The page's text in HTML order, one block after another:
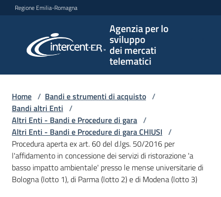
Vai al contenuto
Vai alla navigazione
Vai al footer
Regione Emilia-Romagna
Agenzia per lo
sviluppo
dei mercati
telematici
per lo
sviluppo
telematici
L'Agenzia
Bandi
Home / Bandi e strumenti di acquisto /
Bandi altri Enti /
Altri Enti - Bandi e Procedure di gara /
Altri Enti - Bandi e Procedure di gara CHIUSI /
Procedura aperta ex art. 60 del d.lgs. 50/2016 per
l'affidamento in concessione dei servizi di ristorazione 'a
basso impatto ambientale' presso le mense universitarie di
Bologna (lotto 1), di Parma (lotto 2) e di Modena (lotto 3)